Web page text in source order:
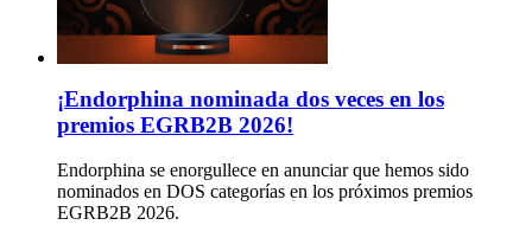
¡Endorphina nominada dos veces en los
premios EGRB2B 2026!
Endorphina se enorgullece en anunciar que hemos sido
nominados en DOS categorías en los próximos premios
EGRB2B 2026.